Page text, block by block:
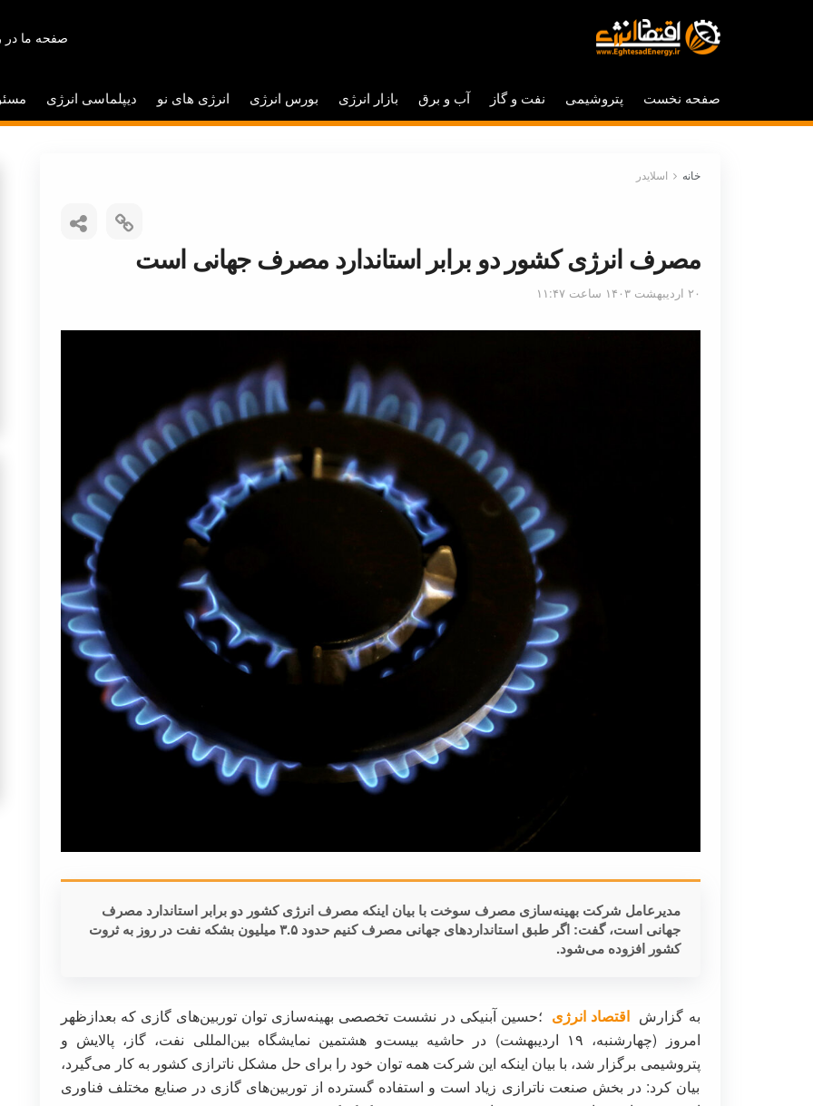
صفحه ما در
صفحه نخست پتروشیمی نفت و گاز آب و برق بازار انرژی بورس انرژی انرژی های نو دیپلماسی انرژی
خانه اسلایدر
مصرف انرژی کشور دو برابر استاندارد مصرف جهانی است
۲۰ اردیبهشت ۱۴۰۳ ساعت ۱۱:۴۷
مدیرعامل شرکت بهینه‌سازی مصرف سوخت با بیان اینکه مصرف انرژی کشور دو برابر استاندارد مصرف
جهانی است، گفت: اگر طبق استانداردهای جهانی مصرف کنیم حدود ۳.۵ میلیون بشکه نفت در روز به ثروت
کشور افزوده می‌شود.
به گزارش اقتصاد انرژی ؛حسین آبنیکی در نشست تخصصی بهینه‌سازی توان توربین‌های گازی که بعدازظهر
امروز (چهارشنبه، ۱۹ اردیبهشت) در حاشیه بیست‌و هشتمین نمایشگاه بین‌المللی نفت، گاز، پالایش و
پتروشیمی برگزار شد، با بیان اینکه این شرکت همه توان خود را برای حل مشکل ناترازی کشور به کار می‌گیرد،
بیان کرد: در بخش صنعت ناترازی زیاد است و استفاده گسترده از توربین‌های گازی در صنایع مختلف فناوری